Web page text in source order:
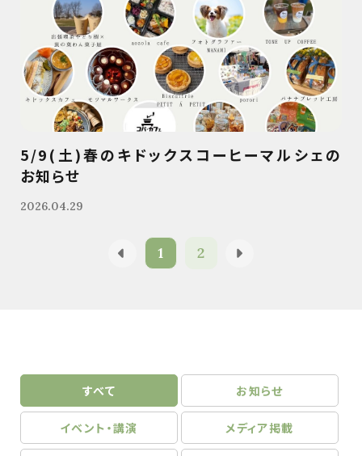
5/9(土)春のキドックスコーヒーマルシェの
お知らせ
2026.04.29
1 2
すべて お知らせ
イベント・講演 メディア掲載